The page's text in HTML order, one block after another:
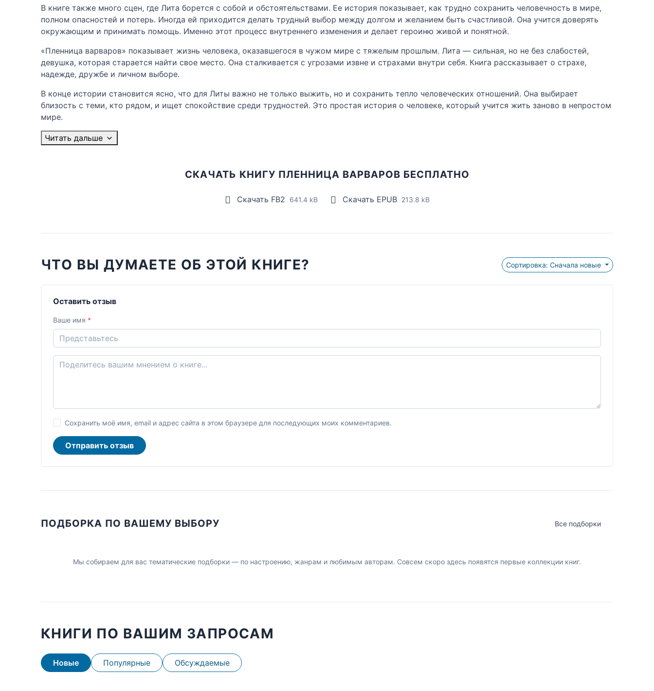
В книге также много сцен, где Лита борется с собой и обстоятельствами. Ее история показывает, как трудно сохранить человечность в мире,
полном опасностей и потерь. Иногда ей приходится делать трудный выбор между долгом и желанием быть счастливой. Она учится доверять
окружающим и принимать помощь. Именно этот процесс внутреннего изменения и делает героиню живой и понятной.
«Пленница варваров» показывает жизнь человека, оказавшегося в чужом мире с тяжелым прошлым. Лита — сильная, но не без слабостей,
девушка, которая старается найти свое место. Она сталкивается с угрозами извне и страхами внутри себя. Книга рассказывает о страхе,
надежде, дружбе и личном выборе.
В конце истории становится ясно, что для Литы важно не только выжить, но и сохранить тепло человеческих отношений. Она выбирает
близость с теми, кто рядом, и ищет спокойствие среди трудностей. Это простая история о человеке, который учится жить заново в непростом
мире.
Читать дальше
СКАЧАТЬ КНИГУ ПЛЕННИЦА ВАРВАРОВ БЕСПЛАТНО
Скачать FB2 641.4 kB Скачать EPUB 213.8 kB
ЧТО ВЫ ДУМАЕТЕ ОБ ЭТОЙ КНИГЕ? Сортировка: Сначала новые
Оставить отзыв
Ваше имя *
Сохранить моё имя, email и адрес сайта в этом браузере для последующих моих комментариев.
Отправить отзыв
ПОДБОРКА ПО ВАШЕМУ ВЫБОРУ Все подборки
Мы собираем для вас тематические подборки — по настроению, жанрам и любимым авторам. Совсем скоро здесь появятся первые коллекции книг.
КНИГИ ПО ВАШИМ ЗАПРОСАМ
Новые Популярные Обсуждаемые